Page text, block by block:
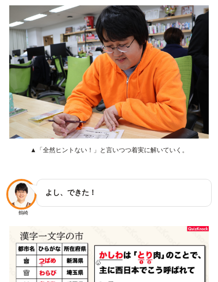
▲「全然ヒントない！」と言いつつ着実に解いていく。
鶴崎
よし、できた！